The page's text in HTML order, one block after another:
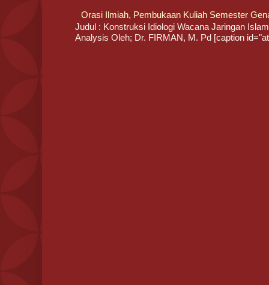
Orasi Ilmiah, Pembukaan Kuliah Semester
Judul : Konstruksi Idiologi Wacana Jaringan
Analysis Oleh; Dr. FIRMAN, M. Pd [caption